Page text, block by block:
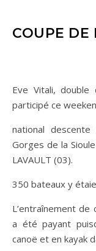
COUPE DE
Eve Vitali, double championne d’Europe de descente, a
participé ce
national
Gorges de la
LAVAULT (03).
350 bateaux y
L’entraînement
a été payant
canoë et en kayak